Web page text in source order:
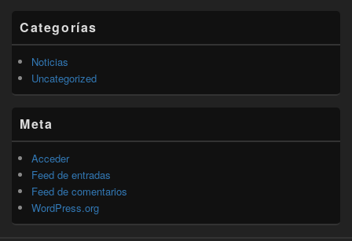
Categorías
Noticias
Uncategorized
Meta
Acceder
Feed de entradas
Feed de comentarios
WordPress.org